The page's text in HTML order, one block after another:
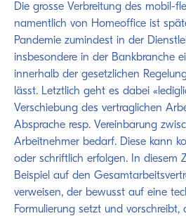
Die grosse Verbreitung des mobil-
namentlich von Homeoffice ist
Pandemie zumindest in der
insbesondere in der Bankbranche
innerhalb der gesetzlichen
lässt. Letztlich geht es dabei
Verschiebung des vertraglichen
Absprache resp. Vereinbarung
Arbeitnehmer bedarf. Diese kann
oder schriftlich erfolgen. In diesem
Beispiel auf den
verweisen, der bewusst auf eine
Formulierung setzt und vorschreibt,